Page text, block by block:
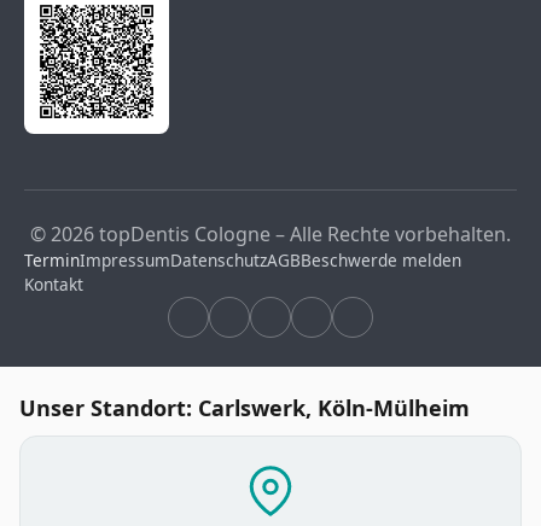
© 2026 topDentis Cologne – Alle Rechte vorbehalten.
TerminImpressumDatenschutzAGBBeschwerde melden
Kontakt
Unser Standort: Carlswerk, Köln-Mülheim